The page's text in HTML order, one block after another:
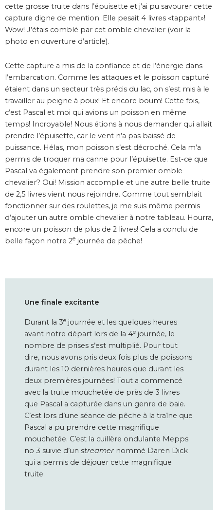
cette grosse truite dans l’épuisette et j’ai pu savourer cette
capture digne de mention. Elle pesait 4 livres «tappant»!
Wow! J’étais comblé par cet omble chevalier (voir la
photo en ouverture d’article).
Cette capture a mis de la confiance et de l’énergie dans
l’embarcation. Comme les attaques et le poisson capturé
étaient dans un secteur très précis du lac, on s’est mis à le
travailler au peigne à poux! Et encore boum! Cette fois,
c’est Pascal et moi qui avions un poisson en même
temps! Incroyable! Nous étions à nous demander qui allait
prendre l’épuisette, car le vent n’a pas baissé de
puissance. Hélas, mon poisson s’est décroché. Cela m’a
permis de troquer ma canne pour l’épuisette. Est-ce que
Pascal va également prendre son premier omble
chevalier? Oui! Mission accomplie et une autre belle truite
de 2,5 livres vient nous rejoindre. Comme tout semblait
fonctionner sur des roulettes, je me suis même permis
d’ajouter un autre omble chevalier à notre tableau. Hourra,
encore un poisson de plus de 2 livres! Cela a conclu de
belle façon notre 2e journée de pêche!
Une finale excitante
Durant la 3e journée et les quelques heures
avant notre départ lors de la 4e journée, le
nombre de prises s’est multiplié. Pour tout
dire, nous avons pris deux fois plus de poissons
durant les 10 dernières heures que durant les
deux premières journées! Tout a commencé
avec la truite mouchetée de près de 3 livres
que Pascal a capturée dans un genre de baie.
C’est lors d’une séance de pêche à la traîne que
Pascal a pu prendre cette magnifique
mouchetée. C’est la cuillère ondulante Mepps
no 3 suivie d’un streamer nommé Daren Dick
qui a permis de déjouer cette magnifique
truite.